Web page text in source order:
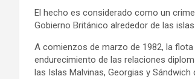
El hecho es considerado como un
Gobierno Británico alrededor de las
A comienzos de marzo de 1982, la
endurecimiento de las relaciones
las Islas Malvinas, Georgias y Sándwich